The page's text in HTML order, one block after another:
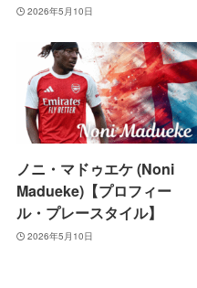
2026年5月10日
ノニ・マドゥエケ (Noni
Madueke)【プロフィー
ル・プレースタイル】
2026年5月10日